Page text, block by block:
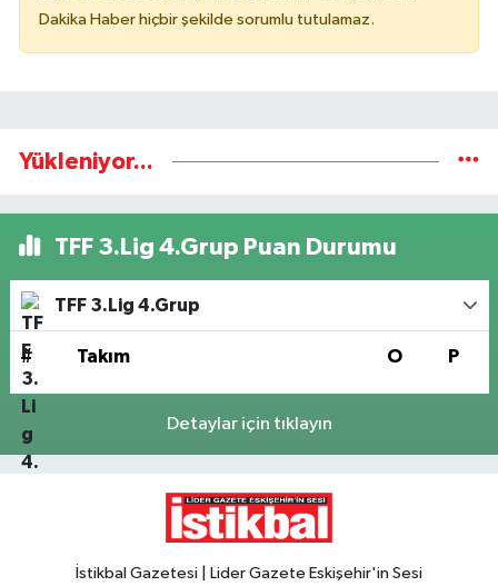
Dakika Haber hiçbir şekilde sorumlu tutulamaz.
Yükleniyor...
TFF 3.Lig 4.Grup Puan Durumu
TFF 3.Lig 4.Grup
# Takım O P
Detaylar için tıklayın
İstikbal Gazetesi | Lider Gazete Eskişehir'in Sesi